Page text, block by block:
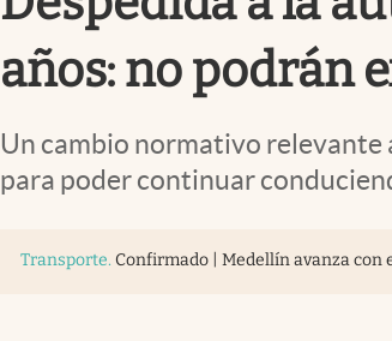
años: no podrán
Un cambio normativo relevante
para poder continuar
Transporte. Confirmado | Medellín avanza con